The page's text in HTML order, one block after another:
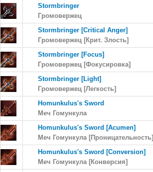
Stormbringer
Громовержец
Stormbringer [Critical Anger]
Громовержец [Крит. Злость]
Stormbringer [Focus]
Громовержец [Фокусировка]
Stormbringer [Light]
Громовержец [Легкость]
Homunkulus's Sword
Меч Гомункула
Homunkulus's Sword [Acumen]
Меч Гомункула [Проницательность]
Homunkulus's Sword [Conversion]
Меч Гомункула [Конверсия]